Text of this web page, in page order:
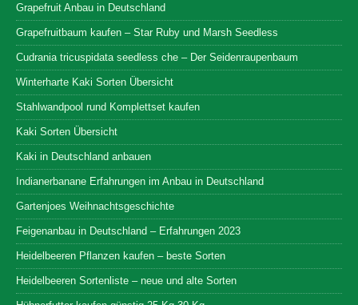
Grapefruit Anbau in Deutschland
Grapefruitbaum kaufen – Star Ruby und Marsh Seedless
Cudrania tricuspidata seedless che – Der Seidenraupenbaum
Winterharte Kaki Sorten Übersicht
Stahlwandpool rund Komplettset kaufen
Kaki Sorten Übersicht
Kaki in Deutschland anbauen
Indianerbanane Erfahrungen im Anbau in Deutschland
Gartenjoes Weihnachtsgeschichte
Feigenanbau in Deutschland – Erfahrungen 2023
Heidelbeeren Pflanzen kaufen – beste Sorten
Heidelbeeren Sortenliste – neue und alte Sorten